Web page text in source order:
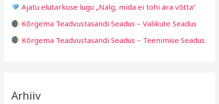
:
Ajatu elutarkuse lugu „Nälg, mida ei tohi ära võtta“
Kõrgema Teadvustasandi Seadus – Valikute Seadus
Kõrgema Teadvustasandi Seadus – Teenimise Seadus
Arhiiv